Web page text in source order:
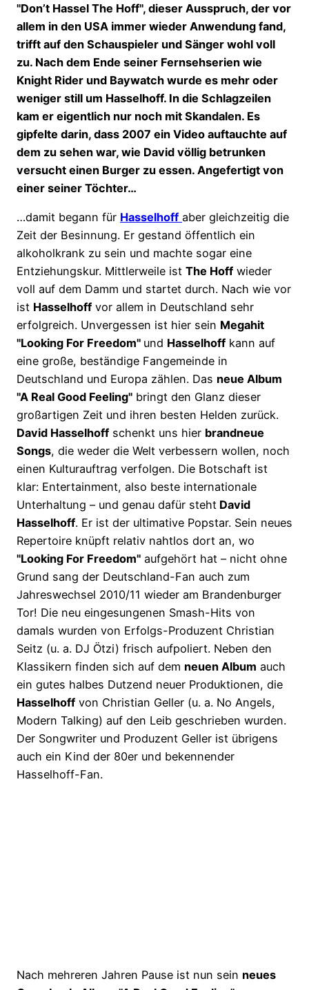
"Don’t Hassel The Hoff", dieser Ausspruch, der vor
allem in den USA immer wieder Anwendung fand,
trifft auf den Schauspieler und Sänger wohl voll
zu. Nach dem Ende seiner Fernsehserien wie
Knight Rider und Baywatch wurde es mehr oder
weniger still um Hasselhoff. In die Schlagzeilen
kam er eigentlich nur noch mit Skandalen. Es
gipfelte darin, dass 2007 ein Video auftauchte auf
dem zu sehen war, wie David völlig betrunken
versucht einen Burger zu essen. Angefertigt von
einer seiner Töchter…
…damit begann für Hasselhoff aber gleichzeitig die
Zeit der Besinnung. Er gestand öffentlich ein
alkoholkrank zu sein und machte sogar eine
Entziehungskur. Mittlerweile ist The Hoff wieder
voll auf dem Damm und startet durch. Nach wie vor
ist Hasselhoff vor allem in Deutschland sehr
erfolgreich. Unvergessen ist hier sein Megahit
"Looking For Freedom" und Hasselhoff kann auf
eine große, beständige Fangemeinde in
Deutschland und Europa zählen. Das neue Album
"A Real Good Feeling" bringt den Glanz dieser
großartigen Zeit und ihren besten Helden zurück.
David Hasselhoff schenkt uns hier brandneue
Songs, die weder die Welt verbessern wollen, noch
einen Kulturauftrag verfolgen. Die Botschaft ist
klar: Entertainment, also beste internationale
Unterhaltung – und genau dafür steht David
Hasselhoff. Er ist der ultimative Popstar. Sein neues
Repertoire knüpft relativ nahtlos dort an, wo
"Looking For Freedom" aufgehört hat – nicht ohne
Grund sang der Deutschland-Fan auch zum
Jahreswechsel 2010/11 wieder am Brandenburger
Tor! Die neu eingesungenen Smash-Hits von
damals wurden von Erfolgs-Produzent Christian
Seitz (u. a. DJ Ötzi) frisch aufpoliert. Neben den
Klassikern finden sich auf dem neuen Album auch
ein gutes halbes Dutzend neuer Produktionen, die
Hasselhoff von Christian Geller (u. a. No Angels,
Modern Talking) auf den Leib geschrieben wurden.
Der Songwriter und Produzent Geller ist übrigens
auch ein Kind der 80er und bekennender
Hasselhoff-Fan.
Nach mehreren Jahren Pause ist nun sein neues